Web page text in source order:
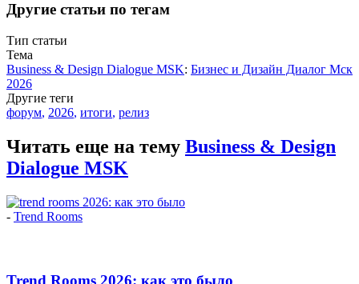
Другие статьи по тегам
Тип статьи
Тема
Business & Design Dialogue MSK: Бизнес и Дизайн Диалог Мск
2026
Другие теги
форум, 2026, итоги, релиз
Читать еще на тему Business & Design
Dialogue MSK
- Trend Rooms